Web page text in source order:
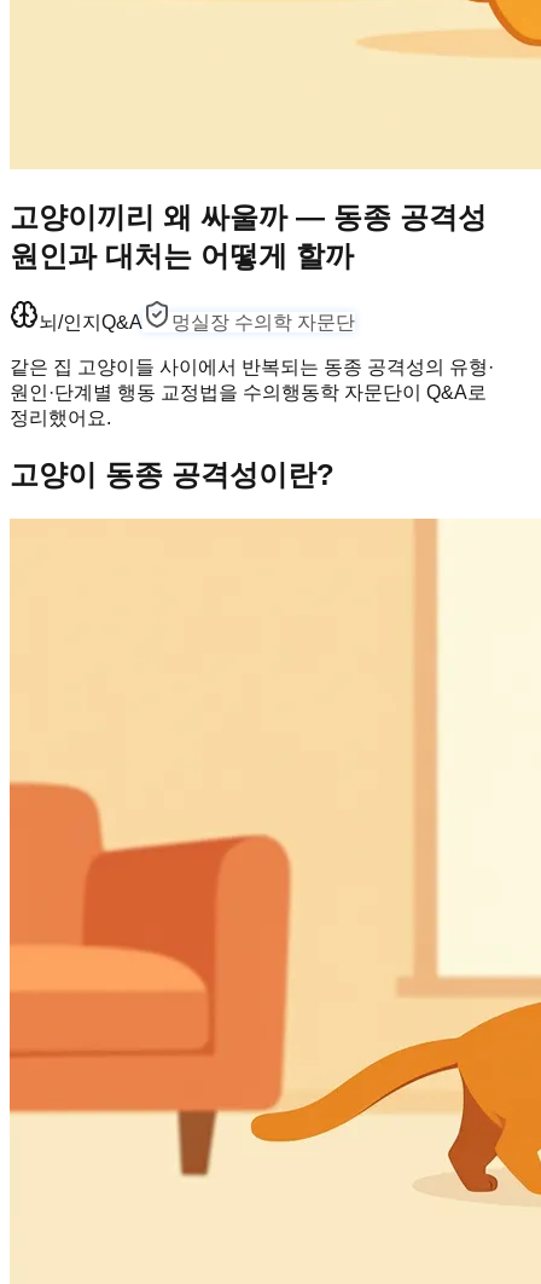
고양이끼리 왜 싸울까 — 동종 공격성
원인과 대처는 어떻게 할까
뇌/인지 Q&A 멍실장 수의학 자문단
같은 집 고양이들 사이에서 반복되는 동종 공격성의 유형·
원인·단계별 행동 교정법을 수의행동학 자문단이 Q&A로
정리했어요.
고양이 동종 공격성이란?